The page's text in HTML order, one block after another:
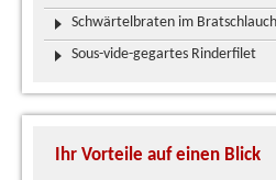
Schwärtelbraten im Bratschlauch
Sous-vide-gegartes Rinderfilet
Ihr Vorteile auf einen Blick